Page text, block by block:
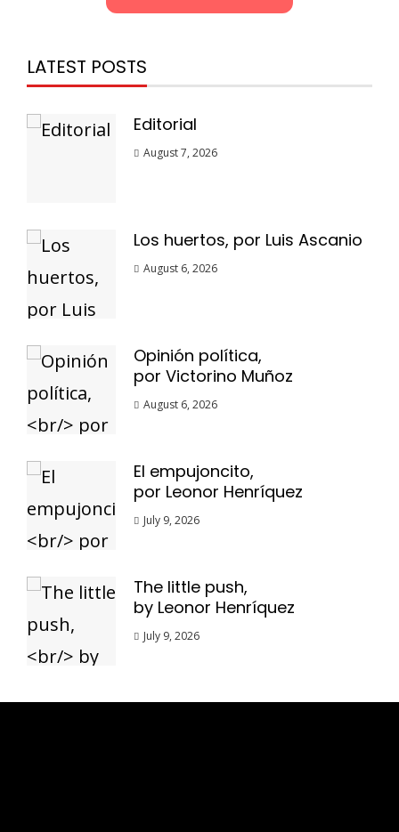
LATEST POSTS
Editorial
August 7, 2026
Los huertos, por Luis Ascanio
August 6, 2026
Opinión política,
por Victorino Muñoz
August 6, 2026
El empujoncito,
por Leonor Henríquez
July 9, 2026
The little push,
by Leonor Henríquez
July 9, 2026